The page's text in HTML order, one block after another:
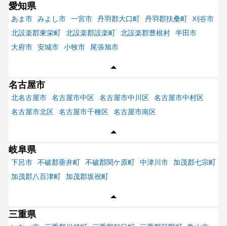
愛知県
あま市 みよし市 一宮市 丹羽郡大口町 丹羽郡扶桑町
刈谷市
北設楽郡東栄町
北設楽郡設楽町 北設楽郡豊根村
半田市
大府市
安城市 小牧市 尾張旭市
名古屋市
北名古屋市 名古屋市中区 名古屋市中川区
名古屋市中村区
名古屋市北区
名古屋市千種区 名古屋市南区
岐阜県
下呂市 不破郡垂井町 不破郡関ケ原町 中津川市
加茂郡七宗町
加茂郡八百津町
加茂郡坂祝町
三重県